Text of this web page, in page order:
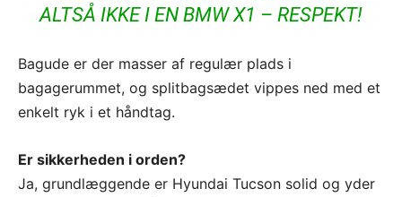
ALTSÅ IKKE I EN BMW X1 – RESPEKT!
Bagude er der masser af regulær plads i
bagagerummet, og splitbagsædet vippes ned med et
enkelt ryk i et håndtag.
Er sikkerheden i orden?
Ja, grundlæggende er Hyundai Tucson solid og yder